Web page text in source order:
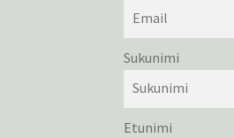
Sukunimi
Etunimi